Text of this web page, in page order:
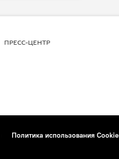
ПРЕСС-ЦЕНТР
Политика использования Cookie